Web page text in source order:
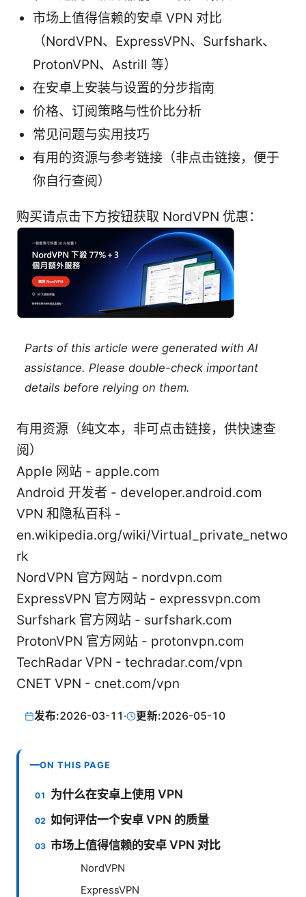
市场上值得信赖的安卓 VPN 对比
（NordVPN、ExpressVPN、Surfshark、
ProtonVPN、Astrill 等）
在安卓上安装与设置的分步指南
价格、订阅策略与性价比分析
常见问题与实用技巧
有用的资源与参考链接（非点击链接，便于
你自行查阅）
购买请点击下方按钮获取 NordVPN 优惠：
Parts of this article were generated with AI
assistance. Please double-check important
details before relying on them.
有用资源（纯文本，非可点击链接，供快速查
阅）
Apple 网站 - apple.com
Android 开发者 - developer.android.com
VPN 和隐私百科 -
en.wikipedia.org/wiki/Virtual_private_netwo
rk
NordVPN 官方网站 - nordvpn.com
ExpressVPN 官方网站 - expressvpn.com
Surfshark 官方网站 - surfshark.com
ProtonVPN 官方网站 - protonvpn.com
TechRadar VPN - techradar.com/vpn
CNET VPN - cnet.com/vpn
发布:2026-03-11 · 更新:2026-05-10
ON THIS PAGE
为什么在安卓上使用 VPN
如何评估一个安卓 VPN 的质量
市场上值得信赖的安卓 VPN 对比
NordVPN
ExpressVPN